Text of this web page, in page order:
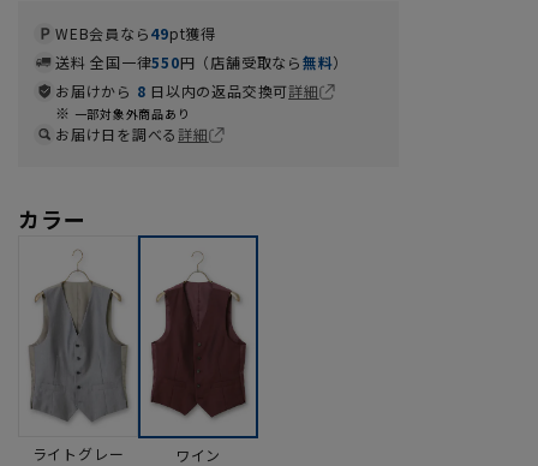
WEB会員なら49pt獲得
送料 全国一律550円（店舗受取なら無料）
お届けから 8 日以内の返品交換可詳細
一部対象外商品あり
お届け日を調べる詳細
カラー
ライトグレー ワイン